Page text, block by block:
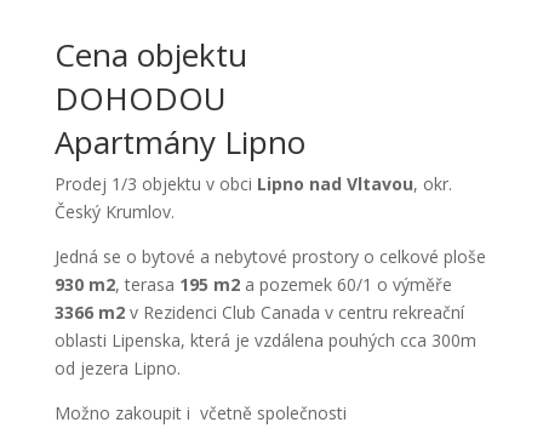
Cena objektu
DOHODOU
Apartmány Lipno
Prodej 1/3 objektu v obci Lipno nad Vltavou, okr.
Český Krumlov.
Jedná se o bytové a nebytové prostory o celkové ploše
930 m2, terasa 195 m2a pozemek 60/1 o výměře
3366 m2v Rezidenci Club Canada v centru rekreační
oblasti Lipenska, která je vzdálena pouhých cca 300m
od jezera Lipno.
Možno zakoupit i včetně společnosti